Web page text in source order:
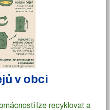
v obci
lze recyklovat a